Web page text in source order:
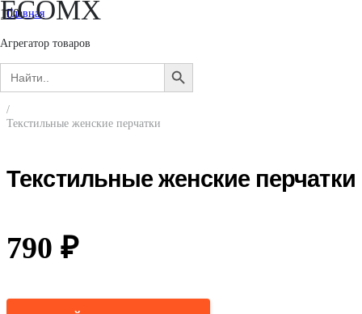
ECOMX
Агрегатор товаров
Search
for:
SEARCH
BUTTON
Главная
Женщинам
Аксессуары
Перчатки и варежки
/
Текстильные женские перчатки
Текстильные женские перчатки
790 ₽